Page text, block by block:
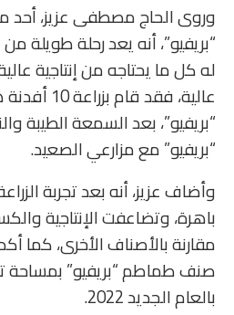
وروى الحاج مصطفى عزيز،
“بريفيو”، أنه يعد رحلة
له كل ما يحتاجه من إنتاجية
عالية، فقد
“بريفيو”، بعد السمعة الطيبة
“بريفيو” مع مزارعي الصعيد.
وأضاف عزيز، أنه بعد تجربة
مقارنة بالأصناف الأخرى، كما
بالعام الجديد 2022.